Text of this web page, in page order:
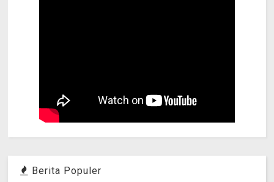
Berita Populer